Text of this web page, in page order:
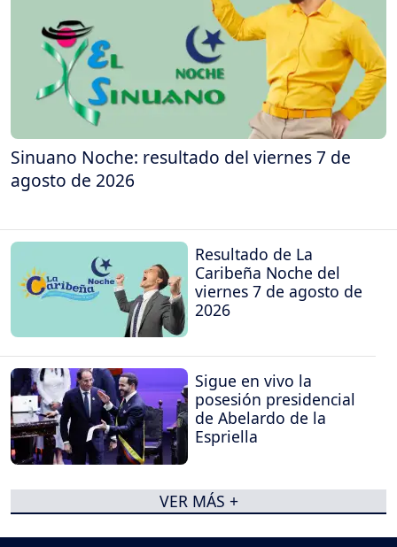
Sinuano Noche: resultado del viernes 7 de
agosto de 2026
Resultado de La
Caribeña Noche del
viernes 7 de agosto de
2026
Sigue en vivo la
posesión presidencial
de Abelardo de la
Espriella
VER MÁS +